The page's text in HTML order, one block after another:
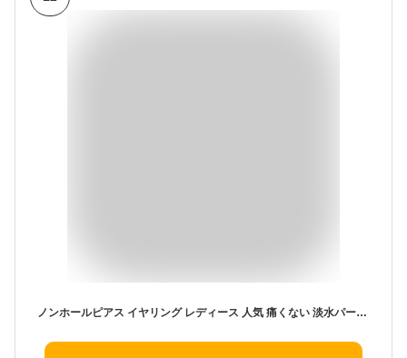
ノンホールピアス イヤリング レディース 人気 痛くない 淡水パール グレードAAA ブラック 黒 淡水真珠 ボタン型 一粒 8.5mm 入学式 卒業式 参観日 小ぶり 軽い パール樹脂製 イヤリング ノンホールピアス 上品 大人 華やか ミヤビグレース 30代 40代 50代 イヤリング